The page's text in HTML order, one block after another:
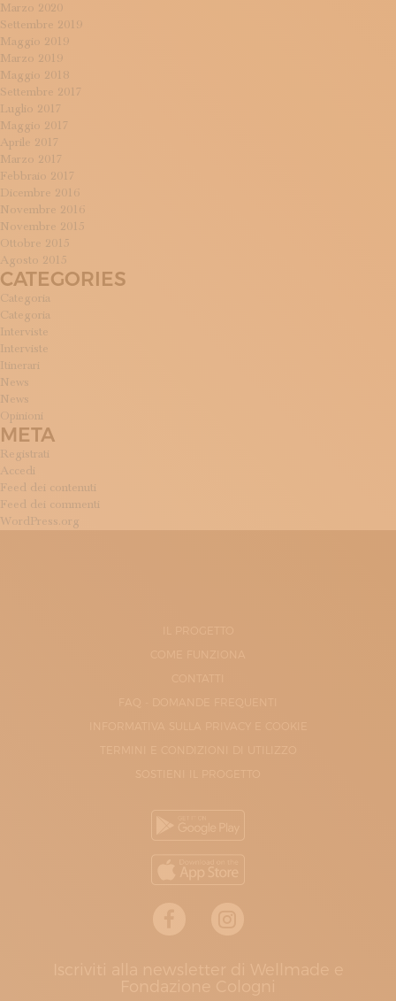
Marzo 2020
Settembre 2019
Maggio 2019
Marzo 2019
Maggio 2018
Settembre 2017
Luglio 2017
Maggio 2017
Aprile 2017
Marzo 2017
Febbraio 2017
Dicembre 2016
Novembre 2016
Novembre 2015
Ottobre 2015
Agosto 2015
CATEGORIES
Categoria
Categoria
Interviste
Interviste
Itinerari
News
News
Opinioni
META
Registrati
Accedi
Feed dei contenuti
Feed dei commenti
WordPress.org